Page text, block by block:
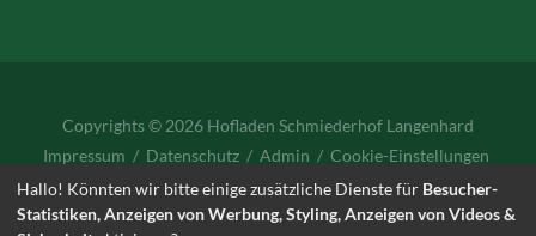
Copyrights © 2026 Hofladen Schmiederhof Langenhard
Impressum / Datenschutz / Admin / Cookie-Einstellungen
Hallo! Könnten wir bitte einige zusätzliche Dienste für Besucher-
Statistiken, Anzeigen von Werbung, Styling, Anzeigen von Videos &